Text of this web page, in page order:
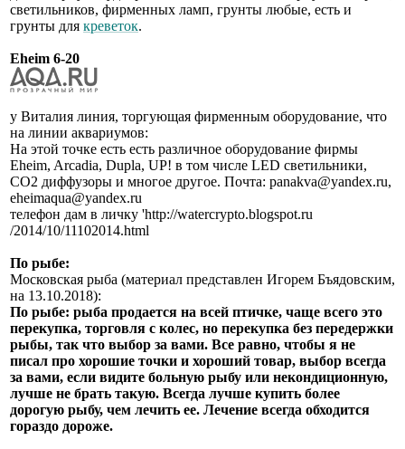
светильников, фирменных ламп, грунты любые, есть и
грунты для креветок.
Eheim 6-20
у Виталия линия, торгующая фирменным оборудование, что
на линии аквариумов:
На этой точке есть есть различное оборудование фирмы
Eheim, Arcadia, Dupla, UP! в том числе LED светильники,
СО2 диффузоры и многое другое. Почта: panakva@yandex.ru,
eheimaqua@yandex.ru
телефон дам в личку 'http://watercrypto.blogspot.ru
/2014/10/11102014.html
По рыбе:
Московская рыба (материал представлен Игорем Бъядовским,
на 13.10.2018):
По рыбе: рыба продается на всей птичке, чаще всего это
перекупка, торговля с колес, но перекупка без передержки
рыбы, так что выбор за вами. Все равно, чтобы я не
писал про хорошие точки и хороший товар, выбор всегда
за вами, если видите больную рыбу или некондиционную,
лучше не брать такую. Всегда лучше купить более
дорогую рыбу, чем лечить ее. Лечение всегда обходится
гораздо дороже.